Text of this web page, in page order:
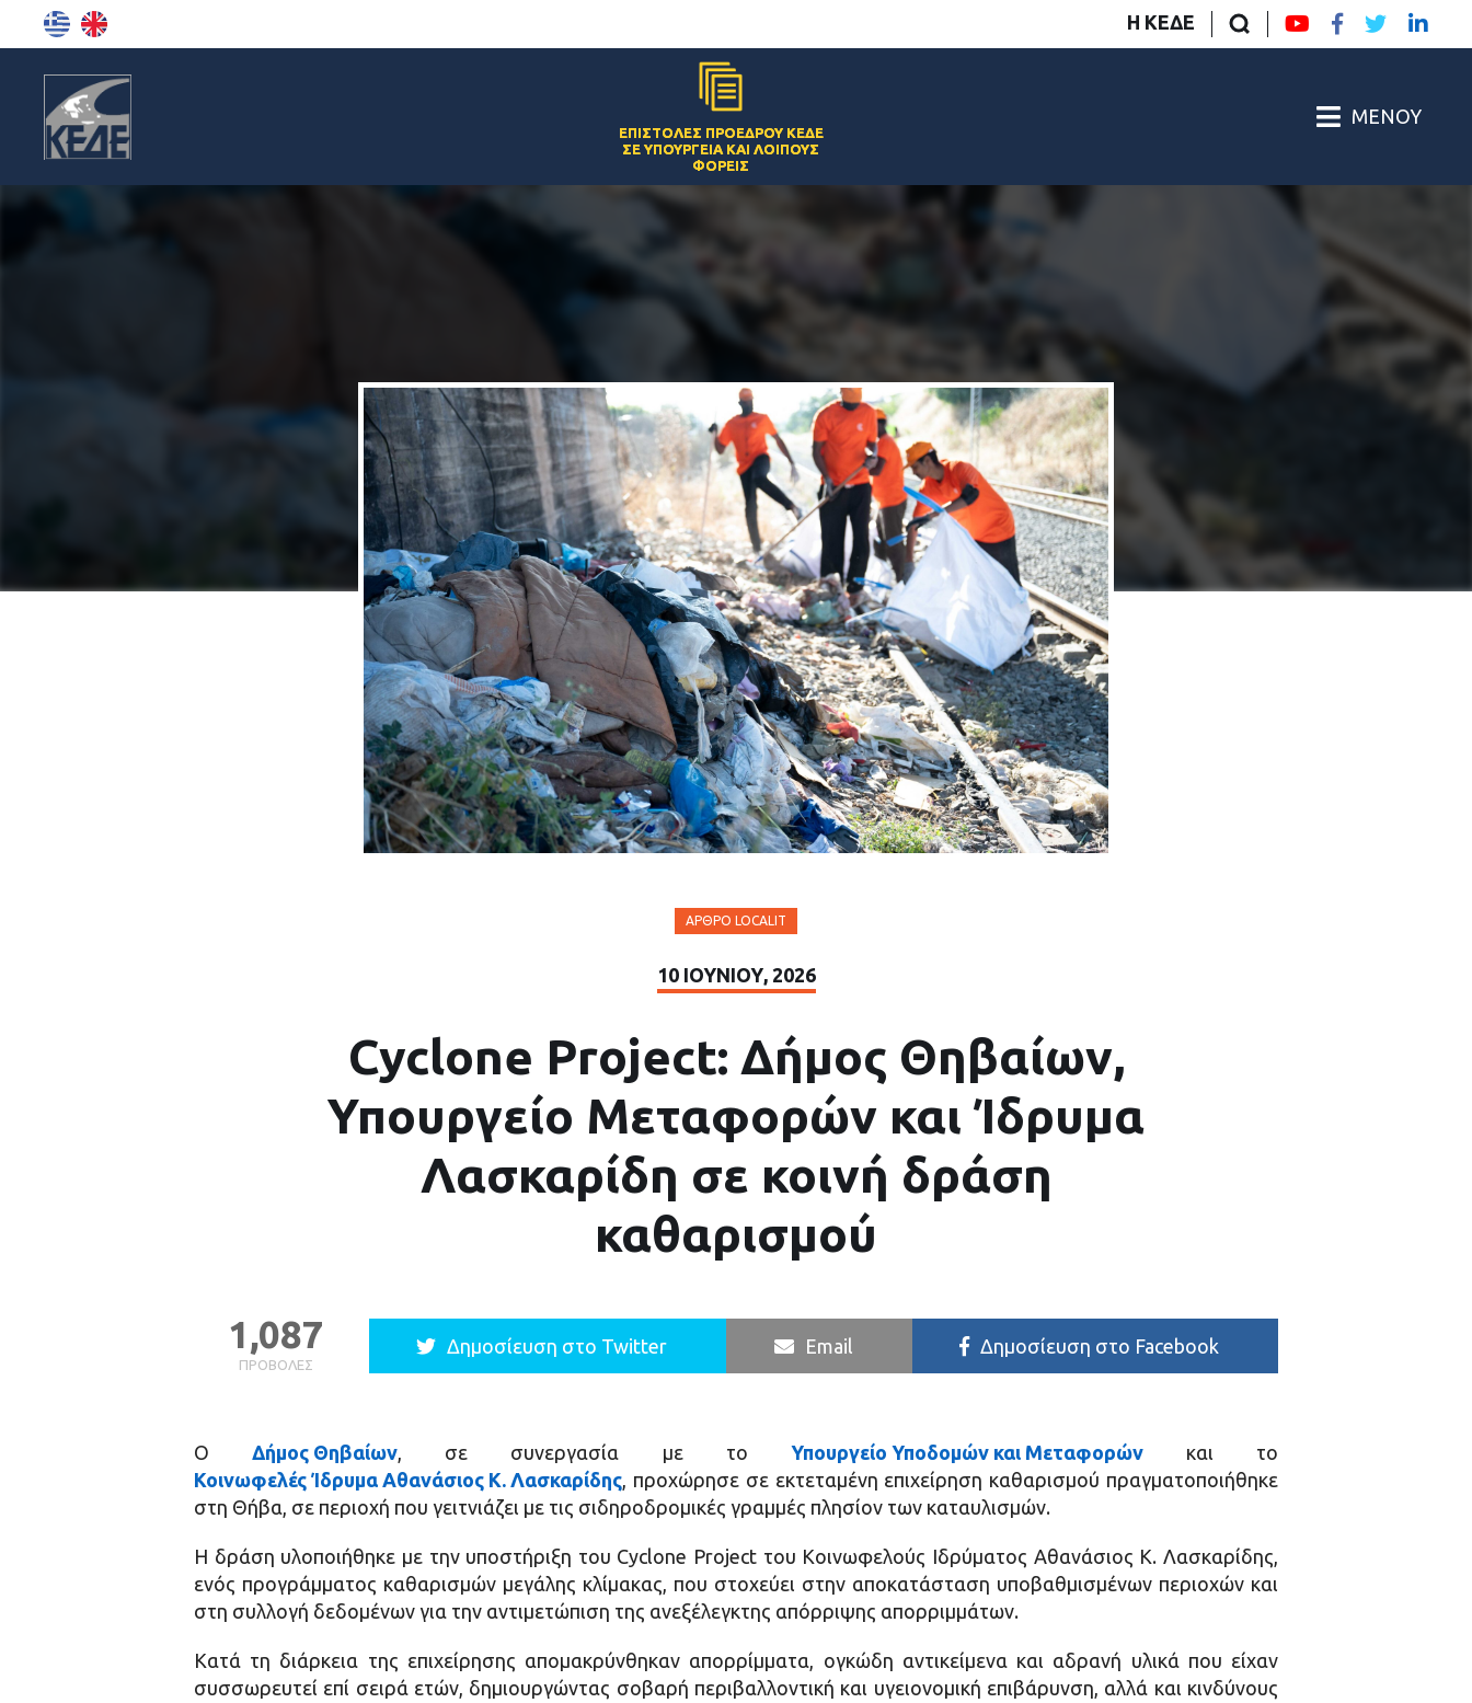
Η ΚΕΔΕ
ΕΠΙΣΤΟΛΈΣ ΠΡΟΈΔΡΟΥ ΚΕΔΕ
ΣΕ ΥΠΟΥΡΓΕΊΑ ΚΑΙ ΛΟΙΠΟΎΣ
ΦΟΡΕΊΣ
ΜΕΝΟΎ
ΆΡΘΡΟ LOCALIT
10 ΙΟΥΝΊΟΥ, 2026
Cyclone Project: Δήμος Θηβαίων,
Υπουργείο Μεταφορών και Ίδρυμα
Λασκαρίδη σε κοινή δράση
καθαρισμού
ΠΡΟΒΟΛΈΣ
1,087 Δημοσίευση στο Twitter Email Δημοσίευση στο Facebook
ΟΔήμος Θηβαίων, σε συνεργασία με το Υπουργείο Υποδομών και Μεταφορώνκαι το
Κοινωφελές Ίδρυμα Αθανάσιος Κ. Λασκαρίδης, προχώρησε σε εκτεταμένη επιχείρηση καθαρισμού πραγματοποιήθηκε
στη Θήβα, σε περιοχή που γειτνιάζει με τις σιδηροδρομικές γραμμές πλησίον των καταυλισμών.
Η δράση υλοποιήθηκε με την υποστήριξη του Cyclone Project του Κοινωφελούς Ιδρύματος Αθανάσιος Κ. Λασκαρίδης,
ενός προγράμματος καθαρισμών μεγάλης κλίμακας, που στοχεύει στην αποκατάσταση υποβαθμισμένων περιοχών και
στη συλλογή δεδομένων για την αντιμετώπιση της ανεξέλεγκτης απόρριψης απορριμμάτων.
Κατά τη διάρκεια της επιχείρησης απομακρύνθηκαν απορρίμματα, ογκώδη αντικείμενα και αδρανή υλικά που είχαν
συσσωρευτεί επί σειρά ετών, δημιουργώντας σοβαρή περιβαλλοντική και υγειονομική επιβάρυνση, αλλά και κινδύνους